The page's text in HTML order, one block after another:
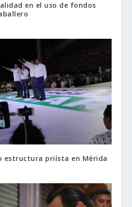
en el uso de fondos
estructura priísta en Mérida